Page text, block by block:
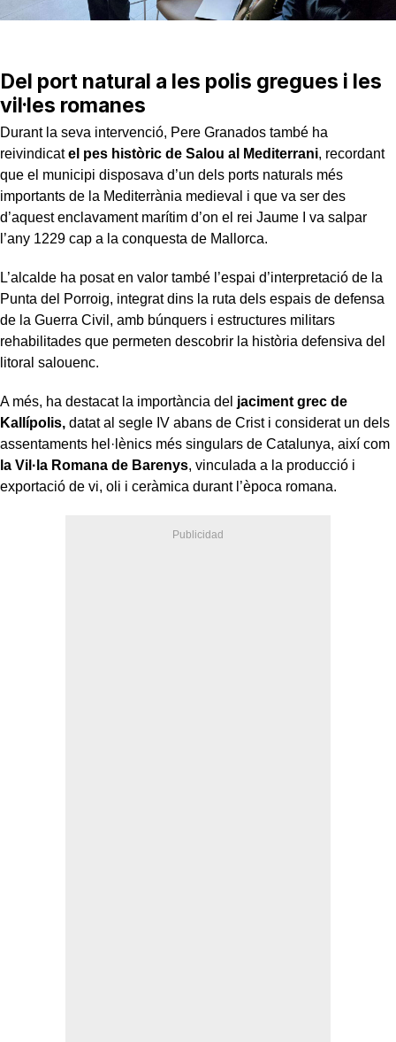
Del port natural a les polis gregues i les
vil·les romanes
Durant la seva intervenció, Pere Granados també ha
reivindicatel pes històric de Salou al Mediterrani, recordant
que el municipi disposava d’un dels ports naturals més
importants de la Mediterrània medieval i que va ser des
d’aquest enclavament marítim d’on el rei Jaume I va salpar
l’any 1229 cap a la conquesta de Mallorca.
L’alcalde ha posat en valor també l’espai d’interpretació de la
Punta del Porroig, integrat dins la ruta dels espais de defensa
de la Guerra Civil, amb búnquers i estructures militars
rehabilitades que permeten descobrir la història defensiva del
litoral salouenc.
A més, ha destacat la importància del jaciment grec de
Kallípolis, datat al segle IV abans de Crist i considerat un dels
assentaments hel·lènics més singulars de Catalunya, així com
la Vil·la Romana de Barenys, vinculada a la producció i
exportació de vi, oli i ceràmica durant l’època romana.